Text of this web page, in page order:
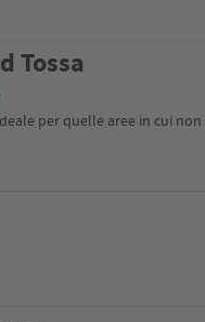
Tossa
per quelle aree in cui